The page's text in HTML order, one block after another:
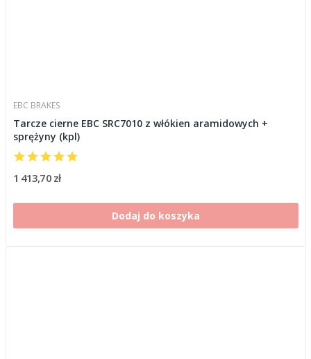
EBC BRAKES
Tarcze cierne EBC SRC7010 z włókien aramidowych +
sprężyny (kpl)
1 413,70 zł
Dodaj do koszyka